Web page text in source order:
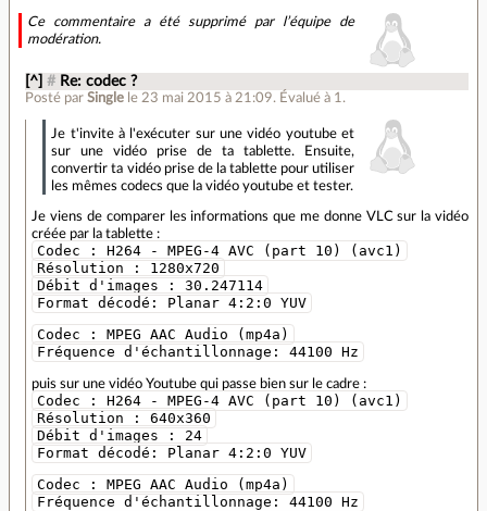
Ce commentaire a été supprimé par l’équipe de
modération.
[^] # Re: codec ?
Posté parSingle le 23 mai 2015 à 21:09. Évalué à 1 .
Je t'invite à l'exécuter sur une vidéo youtube et
sur une vidéo prise de ta tablette. Ensuite,
convertir ta vidéo prise de la tablette pour utiliser
les mêmes codecs que la vidéo youtube et tester.
Je viens de comparer les informations que me donne VLC sur la vidéo
créée par la tablette :
Codec : H264 - MPEG-4 AVC (part 10) (avc1)
Résolution : 1280x720
Débit d'images : 30.247114
Format décodé: Planar 4:2:0 YUV
Codec : MPEG AAC Audio (mp4a)
Fréquence d'échantillonnage: 44100 Hz
puis sur une vidéo Youtube qui passe bien sur le cadre :
Codec : H264 - MPEG-4 AVC (part 10) (avc1)
Résolution : 640x360
Débit d'images : 24
Format décodé: Planar 4:2:0 YUV
Codec : MPEG AAC Audio (mp4a)
Fréquence d'échantillonnage: 44100 Hz